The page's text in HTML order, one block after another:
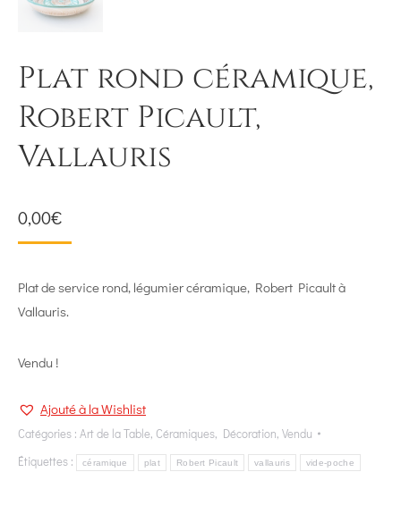
Plat rond céramique,
Robert Picault,
Vallauris
0,00€
Plat de service rond, légumier céramique, Robert Picault à
Vallauris.
Vendu !
Ajouté à la Wishlist
Catégories : Art de la Table, Céramiques, Décoration, Vendu
Étiquettes :
céramique plat Robert Picault vallauris vide-poche